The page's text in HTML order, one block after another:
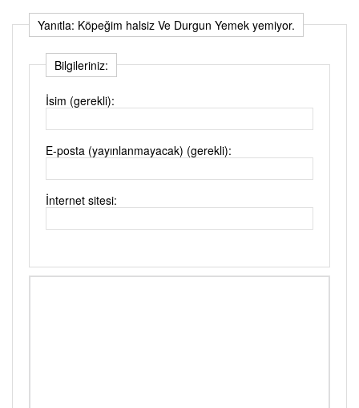
Yanıtla: Köpeğim halsiz Ve Durgun Yemek yemiyor.
Bilgileriniz:
İsim (gerekli):
E-posta (yayınlanmayacak) (gerekli):
İnternet sitesi: